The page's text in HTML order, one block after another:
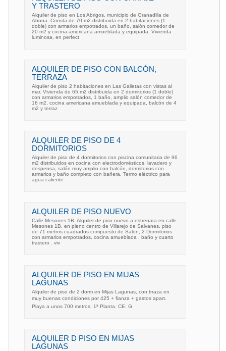
Y TRASTERO
Alquiler de piso en Los Abrigos, municipio de Granadilla de
Abona. Consta de 70 m2 distribuida en 2 habitaciones (1
doble) con armarios empotrados, un baño, salón comedor de
20 m2 y cocina americana amueblada y equipada. Vivienda
luminosa, en perfect
ALQUILER DE PISO CON BALCÓN,
TERRAZA
Alquiler de piso 2 habitaciones en Las Galletas con vistas al
mar. Vivienda de 65 m2 distribuida en 2 dormitorios (1 doble)
con armarios empotrados, 1 baño, amplio salón comedor de
16 m2, cocina americana amueblada y equipada, balcón de 4
m2 y terraz
ALQUILER DE PISO DE 4
DORMITORIOS
Alquiler de piso de 4 dormitorios con piscina comunitaria de 96
m2 distribuidos en cocina con electrodomésticos, lavadero y
despensa, salón muy amplio con balcón, dormitorios con
armarios y baño completo con bañera. Termo eléctrico para
agua caliente
ALQUILER DE PISO NUEVO
Calle Mesones 1B. Alquiler de piso nuevo a estrenara en calle
Mesones 1B, en pleno centro de Villarejo de Salvanes, piso
de 71 metros cuadrados compuesto de Salon, 2 Dormitorios
con armarios empotrados, cocina amueblada , baño y cuarto
trastero . viv
ALQUILER DE PISO EN MIJAS
LAGUNAS
Alquiler de piso de 2 dorm en Mijas Lagunas, con trraza en
muy buenas condiciones por 425 + fianza + gastos apart.
Playa a unos 700 metros. 1ª Planta. CE: G
ALQUILER D PISO EN MIJAS
LAGUNAS